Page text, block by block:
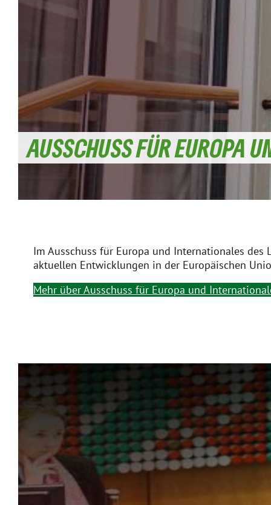
AUSSCHUSS FÜR EUROPA
Im Ausschuss für Europa und Internationales
aktuellen Entwicklungen in der Europäischen
Mehr über Ausschuss für Europa und